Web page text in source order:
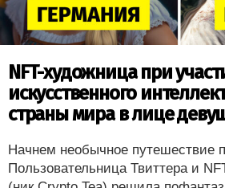
NFT-художница при
искусственного
страны мира в лице
Начнем необычное путешествие
Пользовательница Твиттера и